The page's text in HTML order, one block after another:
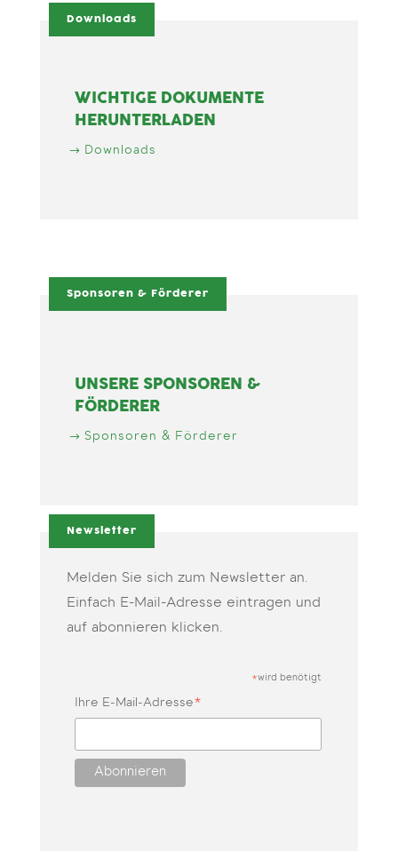
Downloads
WICHTIGE DOKUMENTE
HERUNTERLADEN
Downloads
Sponsoren & Förderer
UNSERE SPONSOREN &
FÖRDERER
Sponsoren & Förderer
Newsletter
Melden Sie sich zum Newsletter an.
Einfach E-Mail-Adresse eintragen und
auf abonnieren klicken.
*wird benötigt
Ihre E-Mail-Adresse*